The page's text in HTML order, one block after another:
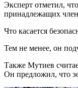
Эксперт отметил,
принадлежащих
Что касается
Тем не менее, он
Также Мутиев
Он предложил, что